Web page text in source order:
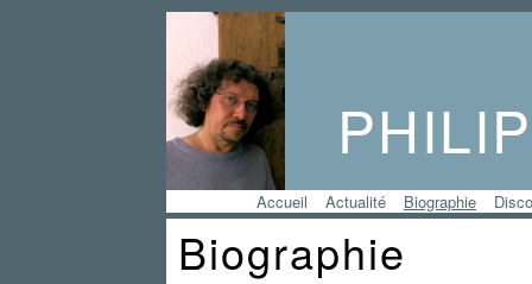
Accueil Actualité Biographie
Biographie